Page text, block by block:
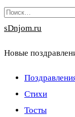
Перейти
к
Search
for:
sDnjom.ru
Новые
Стихи
Тосты